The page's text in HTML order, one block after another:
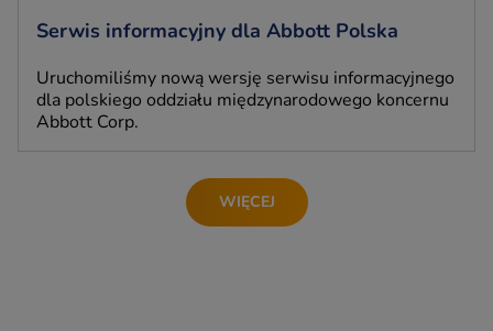
Serwis informacyjny dla Abbott Polska
Uruchomiliśmy nową wersję serwisu informacyjnego
dla polskiego oddziału międzynarodowego koncernu
Abbott Corp.
WIĘCEJ